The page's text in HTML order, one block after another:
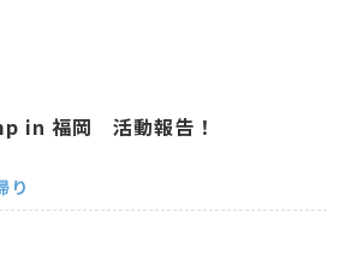
in 福岡 活動報告！
り